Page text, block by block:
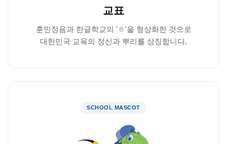
교표
훈민정음과 한글학교의 'ㅎ'을 형상화한 것으로
대한민국 교육의 정신과 뿌리를 상징합니다.
SCHOOL MASCOT